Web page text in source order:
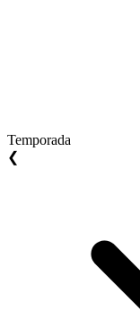
Temporada
❮